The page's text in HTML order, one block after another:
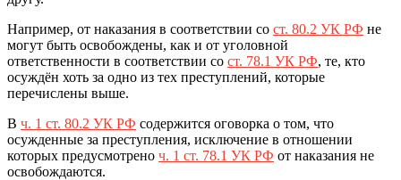
Например, от наказания в соответствии со ст. 80.2 УК РФ не
могут быть освобождены, как и от уголовной
ответственности в соответствии со ст. 78.1 УК РФ, те, кто
осуждён хоть за одно из тех преступлений, которые
перечислены выше.
В ч. 1 ст. 80.2 УК РФ содержится оговорка о том, что
осужденные за преступления, исключение в отношении
которых предусмотрено ч. 1 ст. 78.1 УК РФ от наказания не
освобождаются.